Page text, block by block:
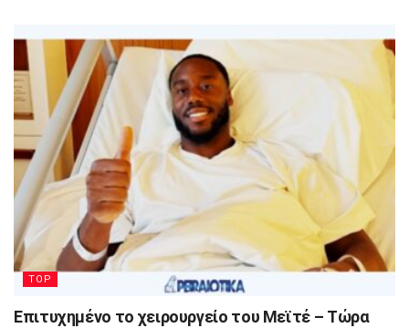
TOP
Επιτυχημένο το χειρουργείο του Μεϊτέ – Τώρα